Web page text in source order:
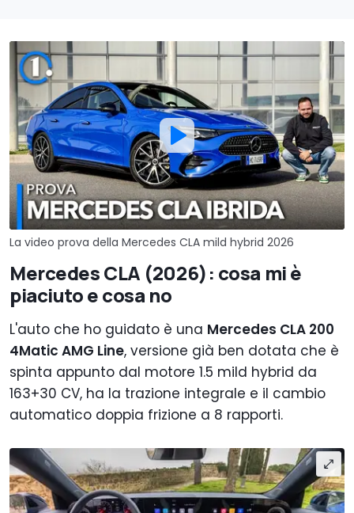
La video prova della Mercedes CLA mild hybrid 2026
Mercedes CLA (2026): cosa mi è
piaciuto e cosa no
L'auto che ho guidato è una Mercedes CLA 200
4Matic AMG Line, versione già ben dotata che è
spinta appunto dal motore 1.5 mild hybrid da
163+30 CV, ha la trazione integrale e il cambio
automatico doppia frizione a 8 rapporti.